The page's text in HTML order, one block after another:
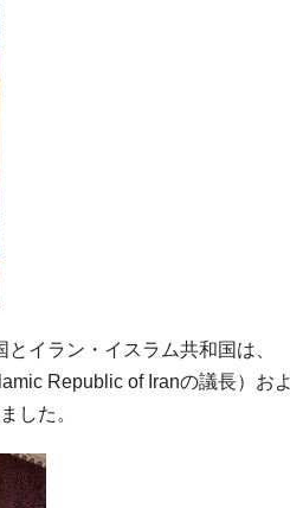
イラン・イスラム共和国は、
Republic of Iranの議長）お
した。